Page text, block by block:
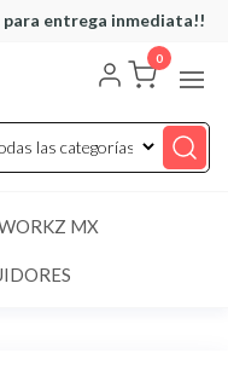
entrega inmediata!!
0
MX